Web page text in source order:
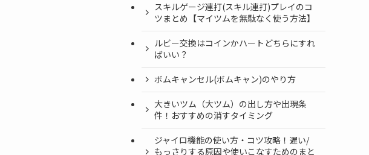
スキルゲージ連打(スキル連打)プレイのコ
ツまとめ【マイツムを無駄なく使う方法】
ルビー交換はコインかハートどちらにすれ
ばいい？
ボムキャンセル(ボムキャン)のやり方
大きいツム（大ツム）の出し方や出現条
件！おすすめの消すタイミング
ジャイロ機能の使い方・コツ攻略！遅い/
もっさりする原因や使いこなすためのまと